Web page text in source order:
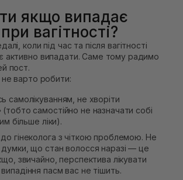
якщо випадає
вагітності?
коли під час та після вагітності
активно випадати. Саме тому радимо
пост.
варто робити:
самолікуванням, не хворіти
самостійно не назначати собі
більше ліки).
гінеколога з чіткою проблемою. Не
що стан волосся наразі — це
звичайно, перспектива лікувати
пасм вас не тішить.